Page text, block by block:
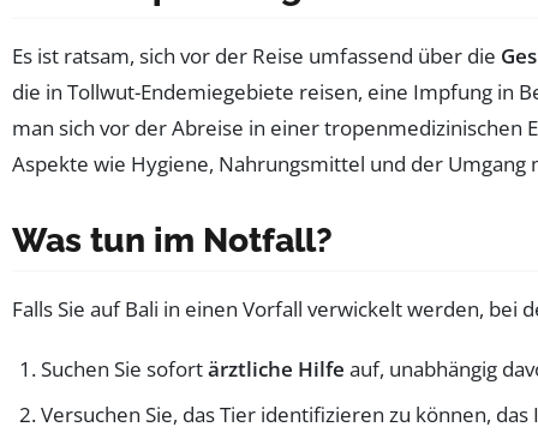
Es ist ratsam, sich vor der Reise umfassend über die
die in Tollwut-Endemiegebiete reisen, eine Impfung in
man sich vor der Abreise in einer
Aspekte wie Hygiene, Nahrungsmittel und der
Was tun im Notfall?
Falls Sie auf Bali in einen Vorfall verwickelt werden,
Suchen Sie sofortärztliche Hilfe auf, unabhängig
Versuchen Sie, das Tier identifizieren zu können, das